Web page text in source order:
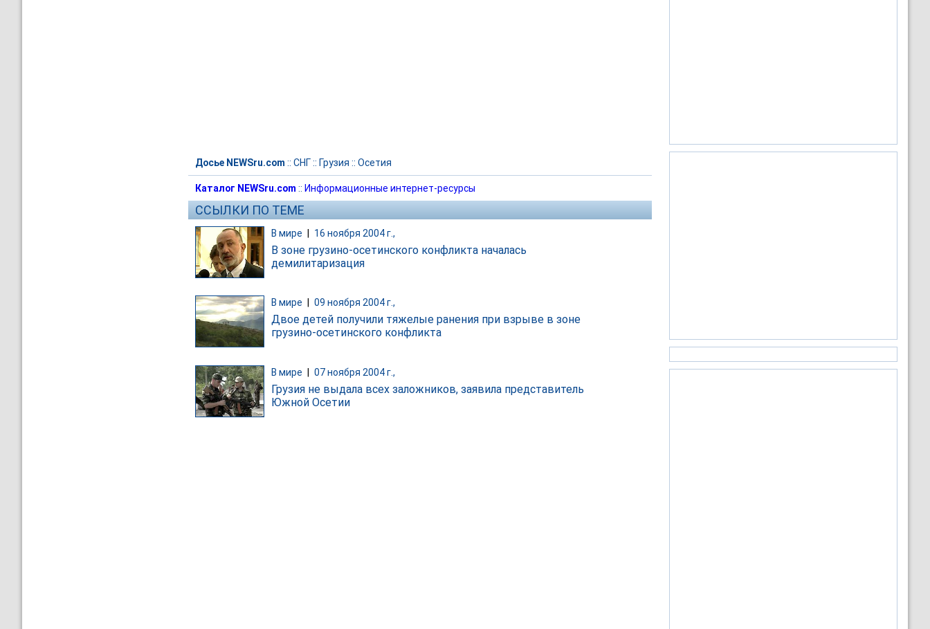
Досье NEWSru.com :: СНГ:: Грузия :: Осетия
Каталог NEWSru.com :: Информационные интернет-ресурсы
ССЫЛКИ ПО ТЕМЕ
В мире 16 ноября 2004 г.,
В зоне грузино-осетинского конфликта началась
демилитаризация
В мире 09 ноября 2004 г.,
Двое детей получили тяжелые ранения при взрыве в зоне
грузино-осетинского конфликта
В мире | 07 ноября 2004 г.,
Грузия не выдала всех заложников, заявила представитель
Южной Осетии